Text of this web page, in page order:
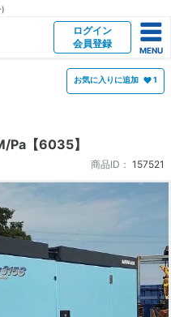
)
ログイン
会員登録
お気に入りに追加 1
Pa【6035】
商品ID： 157521